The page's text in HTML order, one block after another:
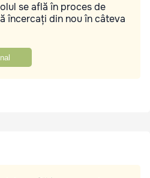
se află în proces de
încercați din nou în câteva